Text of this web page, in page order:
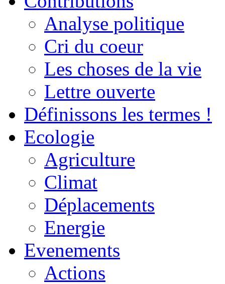
Analyse politique
Cri du coeur
Les choses de la vie
Lettre ouverte
Définissons les termes !
Ecologie
Agriculture
Climat
Déplacements
Energie
Evenements
Actions